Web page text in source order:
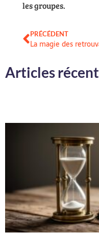
les groupes.
PRÉCÉDENT
Articles